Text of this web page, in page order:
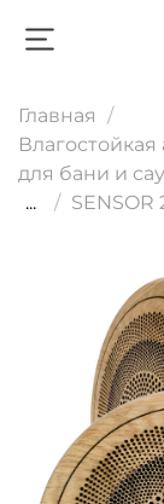
Главная
для бани и
...
SENSOR